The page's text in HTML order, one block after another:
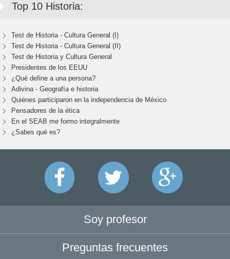
Top 10 Historia:
Test de Historia - Cultura General (I)
Test de Historia - Cultura General (II)
Test de Historia y Cultura General
Presidentes de los EEUU
¿Qué define a una persona?
Adivina - Geografía e historia
Quiénes participaron en la independencia de México
Pensadores de la ética
En el SEAB me formo integralmente
¿Sabes qué es?
Soy profesor
Preguntas frecuentes